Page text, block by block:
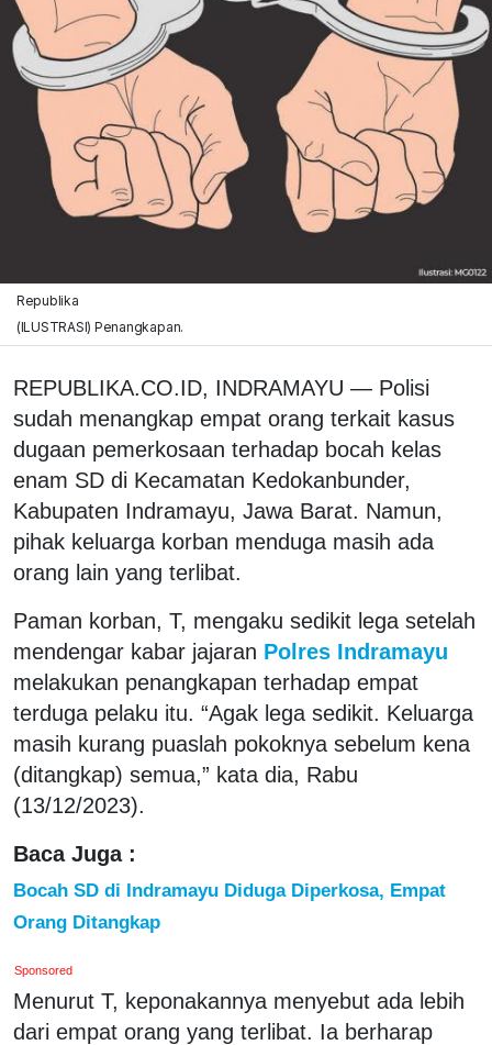
Republika
(ILUSTRASI) Penangkapan.
REPUBLIKA.CO.ID, INDRAMAYU — Polisi
sudah menangkap empat orang terkait kasus
dugaan pemerkosaan terhadap bocah kelas
enam SD di Kecamatan Kedokanbunder,
Kabupaten Indramayu, Jawa Barat. Namun,
pihak keluarga korban menduga masih ada
orang lain yang terlibat.
Paman korban, T, mengaku sedikit lega setelah
mendengar kabar jajaran Polres Indramayu
melakukan penangkapan terhadap empat
terduga pelaku itu. “Agak lega sedikit. Keluarga
masih kurang puaslah pokoknya sebelum kena
(ditangkap) semua,” kata dia, Rabu
(13/12/2023).
Baca Juga :
Bocah SD di Indramayu Diduga Diperkosa, Empat
Orang Ditangkap
Sponsored
Menurut T, keponakannya menyebut ada lebih
dari empat orang yang terlibat. Ia berharap